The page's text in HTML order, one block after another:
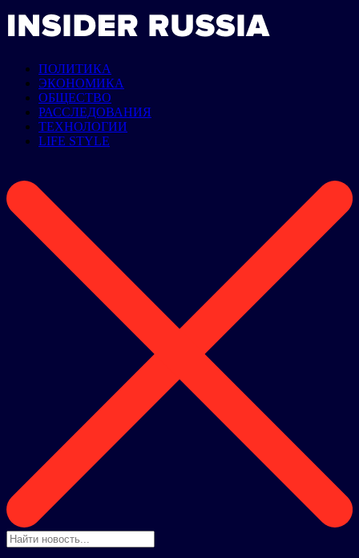
ПОЛИТИКА
ЭКОНОМИКА
ОБЩЕСТВО
РАССЛЕДОВАНИЯ
ТЕХНОЛОГИИ
LIFE STYLE